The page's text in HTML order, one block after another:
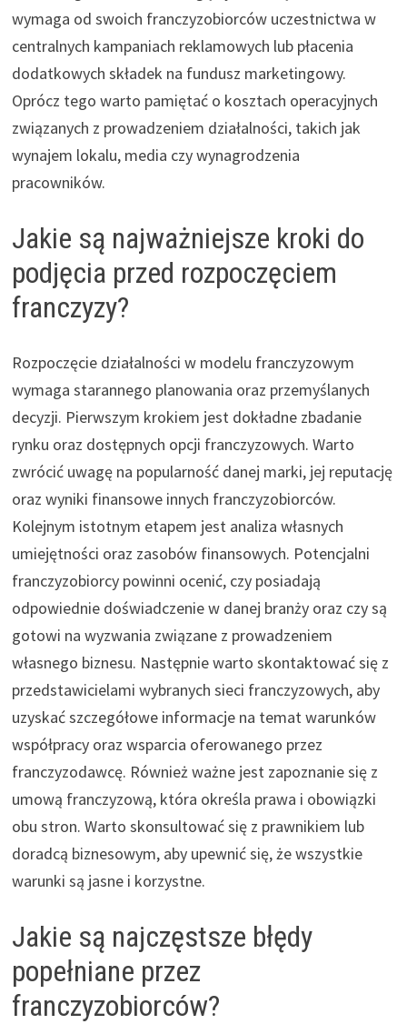
wymaga od swoich franczyzobiorców uczestnictwa w
centralnych kampaniach reklamowych lub płacenia
dodatkowych składek na fundusz marketingowy.
Oprócz tego warto pamiętać o kosztach operacyjnych
związanych z prowadzeniem działalności, takich jak
wynajem lokalu, media czy wynagrodzenia
pracowników.
Jakie są najważniejsze kroki do
podjęcia przed rozpoczęciem
franczyzy?
Rozpoczęcie działalności w modelu franczyzowym
wymaga starannego planowania oraz przemyślanych
decyzji. Pierwszym krokiem jest dokładne zbadanie
rynku oraz dostępnych opcji franczyzowych. Warto
zwrócić uwagę na popularność danej marki, jej reputację
oraz wyniki finansowe innych franczyzobiorców.
Kolejnym istotnym etapem jest analiza własnych
umiejętności oraz zasobów finansowych. Potencjalni
franczyzobiorcy powinni ocenić, czy posiadają
odpowiednie doświadczenie w danej branży oraz czy są
gotowi na wyzwania związane z prowadzeniem
własnego biznesu. Następnie warto skontaktować się z
przedstawicielami wybranych sieci franczyzowych, aby
uzyskać szczegółowe informacje na temat warunków
współpracy oraz wsparcia oferowanego przez
franczyzodawcę. Również ważne jest zapoznanie się z
umową franczyzową, która określa prawa i obowiązki
obu stron. Warto skonsultować się z prawnikiem lub
doradcą biznesowym, aby upewnić się, że wszystkie
warunki są jasne i korzystne.
Jakie są najczęstsze błędy
popełniane przez
franczyzobiorców?